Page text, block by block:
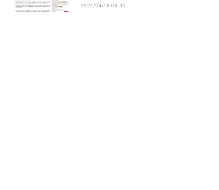
2022/04/19 08:30